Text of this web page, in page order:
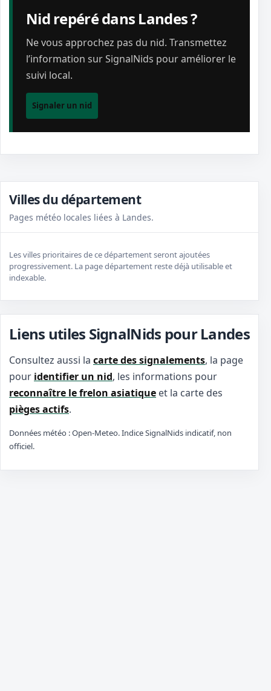
Nid repéré dans Landes ?
Ne vous approchez pas du nid. Transmettez
l’information sur SignalNids pour améliorer le
suivi local.
Signaler un nid
Villes du département
Pages météo locales liées à Landes.
Les villes prioritaires de ce département seront ajoutées
progressivement. La page département reste déjà utilisable et
indexable.
Liens utiles SignalNids pour Landes
Consultez aussi la carte des signalements, la page
pour identifier un nid, les informations pour
reconnaître le frelon asiatique et la carte des
pièges actifs.
Données météo : Open-Meteo. Indice SignalNids indicatif, non
officiel.